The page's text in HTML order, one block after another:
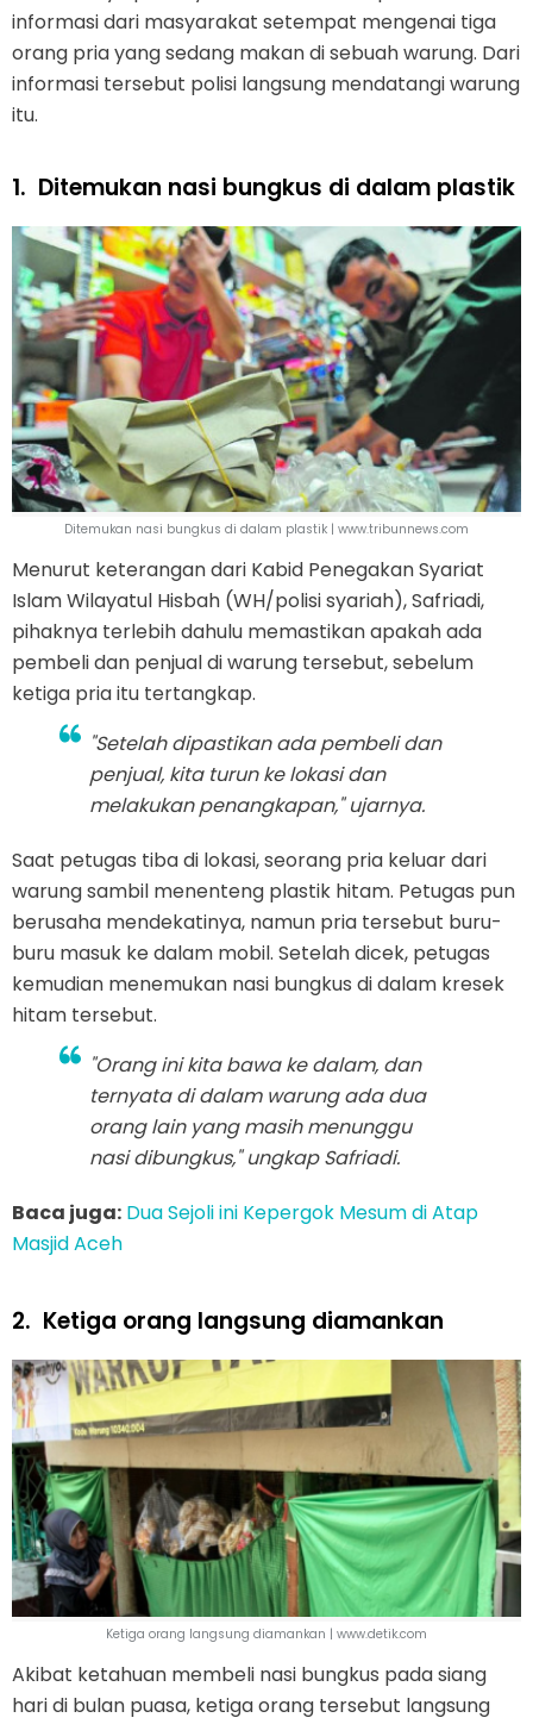
informasi dari masyarakat setempat mengenai tiga
orang pria yang sedang makan di sebuah warung. Dari
informasi tersebut polisi langsung mendatangi warung
itu.
1. Ditemukan nasi bungkus di dalam plastik
Ditemukan nasi bungkus di dalam plastik | www.tribunnews.com
Menurut keterangan dari Kabid Penegakan Syariat
Islam Wilayatul Hisbah (WH/polisi syariah), Safriadi,
pihaknya terlebih dahulu memastikan apakah ada
pembeli dan penjual di warung tersebut, sebelum
ketiga pria itu tertangkap.
"Setelah dipastikan ada pembeli dan
penjual, kita turun ke lokasi dan
melakukan penangkapan," ujarnya.
Saat petugas tiba di lokasi, seorang pria keluar dari
warung sambil menenteng plastik hitam. Petugas pun
berusaha mendekatinya, namun pria tersebut buru-
buru masuk ke dalam mobil. Setelah dicek, petugas
kemudian menemukan nasi bungkus di dalam kresek
hitam tersebut.
"Orang ini kita bawa ke dalam, dan
ternyata di dalam warung ada dua
orang lain yang masih menunggu
nasi dibungkus," ungkap Safriadi.
Baca juga: Dua Sejoli ini Kepergok Mesum di Atap
Masjid Aceh
2. Ketiga orang langsung diamankan
Ketiga orang langsung diamankan | www.detik.com
Akibat ketahuan membeli nasi bungkus pada siang
hari di bulan puasa, ketiga orang tersebut langsung